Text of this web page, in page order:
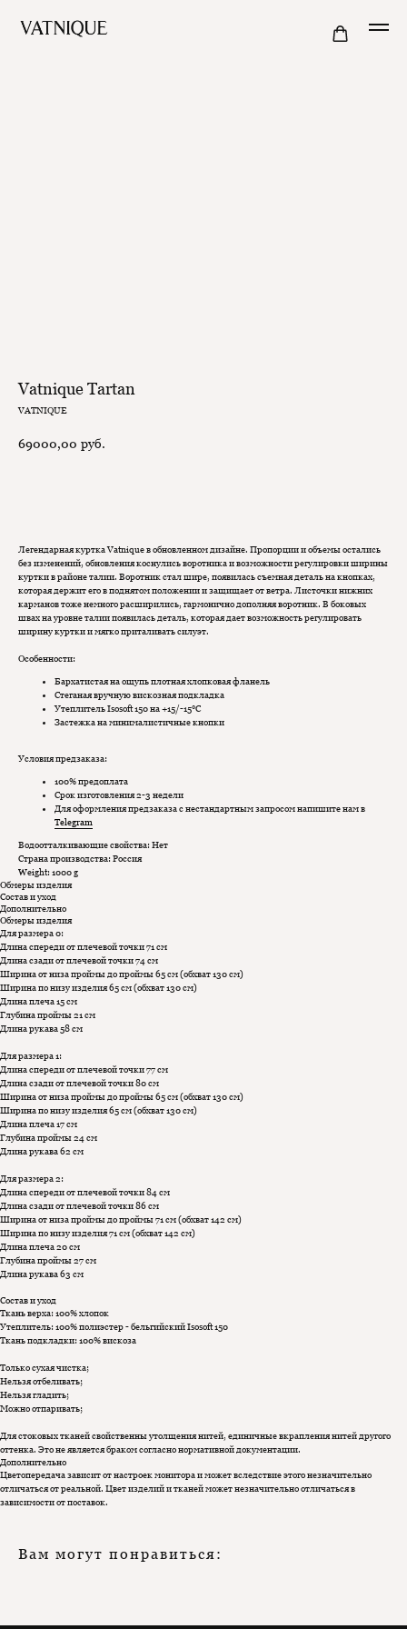
Vatnique Tartan
VATNIQUE
69000,00 руб.
Легендарная куртка Vatnique в обновленном дизайне. Пропорции и объемы остались
без изменений, обновления коснулись воротника и возможности регулировки ширины
куртки в районе талии. Воротник стал шире, появилась съемная деталь на кнопках,
которая держит его в поднятом положении и защищает от ветра. Листочки нижних
карманов тоже немного расширились, гармонично дополняя воротник. В боковых
швах на уровне талии появилась деталь, которая дает возможность регулировать
ширину куртки и мягко приталивать силуэт.
Особенности:
Бархатистая на ощупь плотная хлопковая фланель
Стеганая вручную вискозная подкладка
Утеплитель Isosoft 150 на +15/-15°C
Застежка на минималистичные кнопки
Условия предзаказа:
100% предоплата
Срок изготовления 2-3 недели
Для оформления предзаказа с нестандартным запросом напишите нам в
Telegram
Водоотталкивающие свойства: Нет
Страна производства: Россия
Weight: 1000 g
Обмеры изделия
Состав и уход
Дополнительно
Обмеры изделия
Для размера 0:
Длина спереди от плечевой точки 71 см
Длина сзади от плечевой точки 74 см
Ширина от низа проймы до проймы 65 см (обхват 130 см)
Ширина по низу изделия 65 см (обхват 130 см)
Длина плеча 15 см
Глубина проймы 21 см
Длина рукава 58 см
Для размера 1:
Длина спереди от плечевой точки 77 см
Длина сзади от плечевой точки 80 см
Ширина от низа проймы до проймы 65 см (обхват 130 см)
Ширина по низу изделия 65 см (обхват 130 см)
Длина плеча 17 см
Глубина проймы 24 см
Длина рукава 62 см
Для размера 2:
Длина спереди от плечевой точки 84 см
Длина сзади от плечевой точки 86 см
Ширина от низа проймы до проймы 71 см (обхват 142 см)
Ширина по низу изделия 71 см (обхват 142 см)
Длина плеча 20 см
Глубина проймы 27 см
Длина рукава 63 см
Состав и уход
Ткань верха: 100% хлопок
Утеплитель: 100% полиэстер - бельгийский Isosoft 150
Ткань подкладки: 100% вискоза
Только сухая чистка;
Нельзя отбеливать;
Нельзя гладить;
Можно отпаривать;
Для стоковых тканей свойственны утолщения нитей, единичные вкрапления нитей другого
оттенка. Это не является браком согласно нормативной документации.
Дополнительно
Цветопередача зависит от настроек монитора и может вследствие этого незначительно
отличаться от реальной. Цвет изделий и тканей может незначительно отличаться в
зависимости от поставок.
Вам могут понравиться: